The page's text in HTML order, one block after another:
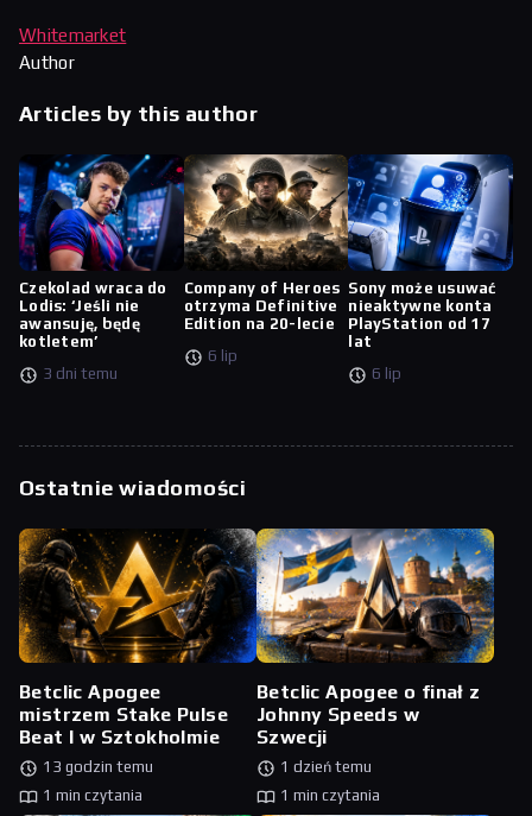
Whitemarket
Author
Articles by this author
Czekolad wraca do
Lodis: ‘Jeśli nie
awansuję, będę
kotletem’
3 dni temu
Company of Heroes
otrzyma Definitive
Edition na 20-lecie
6 lip
Sony może usuwać
nieaktywne konta
PlayStation od 17
lat
6 lip
Ostatnie wiadomości
Betclic Apogee
mistrzem Stake Pulse
Beat I w Sztokholmie
13 godzin temu
1 min czytania
Betclic Apogee o finał z
Johnny Speeds w
Szwecji
1 dzień temu
1 min czytania